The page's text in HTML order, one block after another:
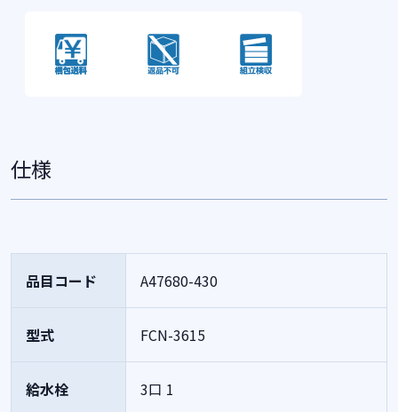
仕様
品目コード A47680-430
型式 FCN-3615
給水栓 3口 1